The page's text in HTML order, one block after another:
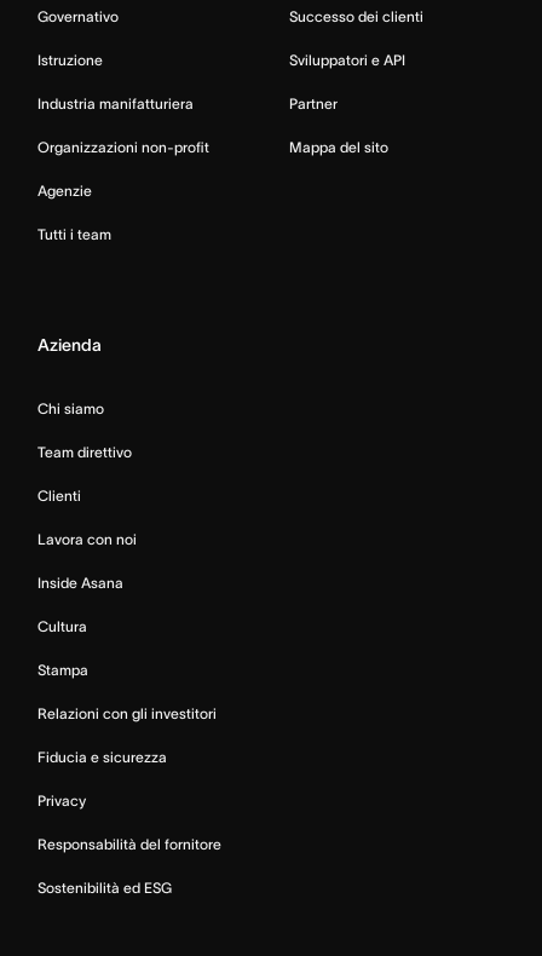
Governativo
Istruzione
Industria manifatturiera
Organizzazioni non-profit
Agenzie
Tutti i team
Successo dei clienti
Sviluppatori e API
Partner
Mappa del sito
Azienda
Chi siamo
Team direttivo
Clienti
Lavora con noi
Inside Asana
Cultura
Stampa
Relazioni con gli investitori
Fiducia e sicurezza
Privacy
Responsabilità del fornitore
Sostenibilità ed ESG